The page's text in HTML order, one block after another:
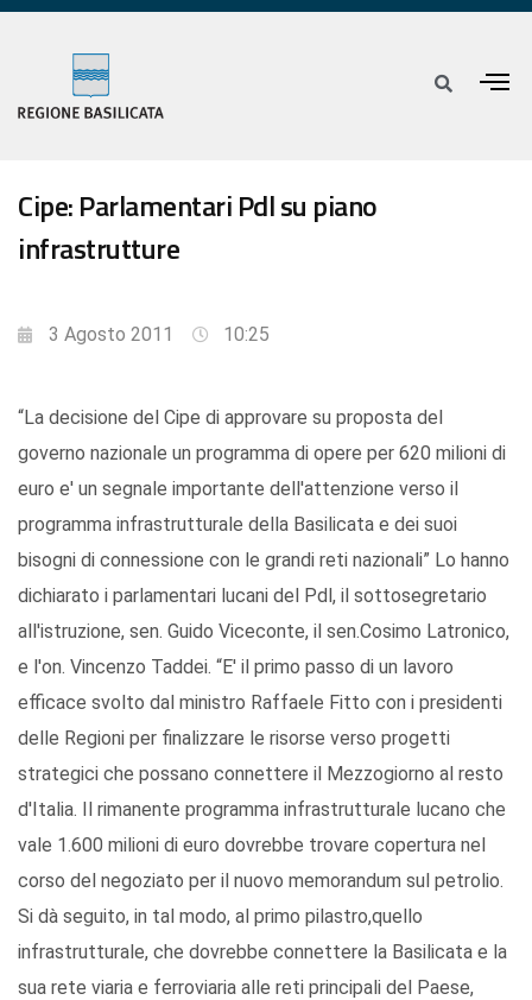
Cipe: Parlamentari Pdl su piano
infrastrutture
3 Agosto 2011 10:25
“La decisione del Cipe di approvare su proposta del
governo nazionale un programma di opere per 620 milioni di
euro e' un segnale importante dell'attenzione verso il
programma infrastrutturale della Basilicata e dei suoi
bisogni di connessione con le grandi reti nazionali” Lo hanno
dichiarato i parlamentari lucani del Pdl, il sottosegretario
all'istruzione, sen. Guido Viceconte, il sen.Cosimo Latronico,
e l'on. Vincenzo Taddei. “E' il primo passo di un lavoro
efficace svolto dal ministro Raffaele Fitto con i presidenti
delle Regioni per finalizzare le risorse verso progetti
strategici che possano connettere il Mezzogiorno al resto
d'Italia. Il rimanente programma infrastrutturale lucano che
vale 1.600 milioni di euro dovrebbe trovare copertura nel
corso del negoziato per il nuovo memorandum sul petrolio.
Si dà seguito, in tal modo, al primo pilastro,quello
infrastrutturale, che dovrebbe connettere la Basilicata e la
sua rete viaria e ferroviaria alle reti principali del Paese,